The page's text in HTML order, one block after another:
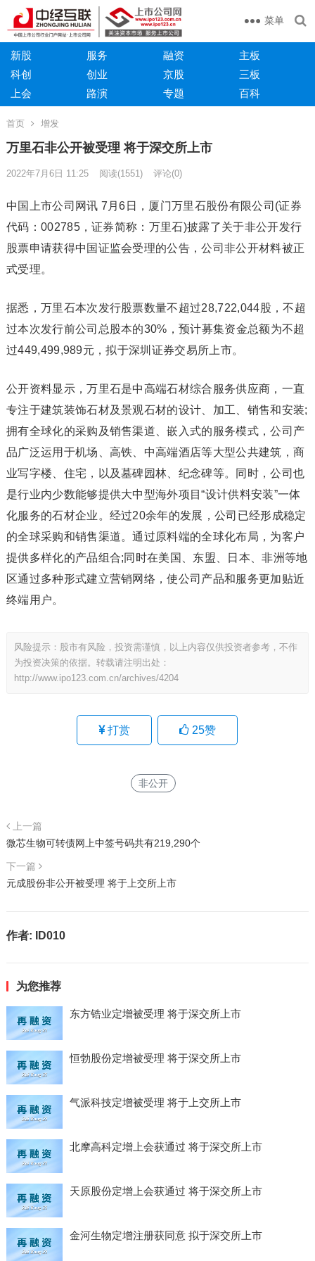
菜单
新股 服务 融资
主板
科创
创业 京股
三板
上会
路演 专题 百科
首页 增发
万里石非公开被受理 将于深交所上市
2022年7月6日 11:25 阅读(1551) 评论(0)
中国上市公司网讯 7月6日，厦门万里石股份有限公司(证券
代码：002785，证券简称：万里石)披露了关于非公开发行
股票申请获得中国证监会受理的公告，公司非公开材料被正
式受理。
据悉，万里石本次发行股票数量不超过28,722,044股，不超
过本次发行前公司总股本的30%，预计募集资金总额为不超
过449,499,989元，拟于深圳证券交易所上市。
公开资料显示，万里石是中高端石材综合服务供应商，一直
专注于建筑装饰石材及景观石材的设计、加工、销售和安装;
拥有全球化的采购及销售渠道、嵌入式的服务模式，公司产
品广泛运用于机场、高铁、中高端酒店等大型公共建筑，商
业写字楼、住宅，以及墓碑园林、纪念碑等。同时，公司也
是行业内少数能够提供大中型海外项目“设计供料安装”一体
化服务的石材企业。经过20余年的发展，公司已经形成稳定
的全球采购和销售渠道。通过原料端的全球化布局，为客户
提供多样化的产品组合;同时在美国、东盟、日本、非洲等地
区通过多种形式建立营销网络，使公司产品和服务更加贴近
终端用户。
风险提示：股市有风险，投资需谨慎，以上内容仅供投资者参考，不作
为投资决策的依据。转载请注明出处：
http://www.ipo123.com.cn/archives/4204
打赏 25赞
非公开
上一篇
微芯生物可转债网上中签号码共有219,290个
下一篇
元成股份非公开被受理 将于上交所上市
作者: ID010
为您推荐
东方锆业定增被受理 将于深交所上市
恒勃股份定增被受理 将于深交所上市
气派科技定增被受理 将于上交所上市
北摩高科定增上会获通过 将于深交所上市
天原股份定增上会获通过 将于深交所上市
金河生物定增注册获同意 拟于深交所上市